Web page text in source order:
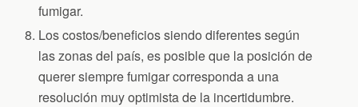
fumigar.
Los costos/beneficios siendo diferentes según
las zonas del país, es posible que la posición de
querer siempre fumigar corresponda a una
resolución muy optimista de la incertidumbre.